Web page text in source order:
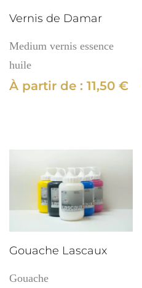
Vernis de Damar
Medium vernis essence
huile
À partir de : 11,50 €
Gouache Lascaux
Gouache